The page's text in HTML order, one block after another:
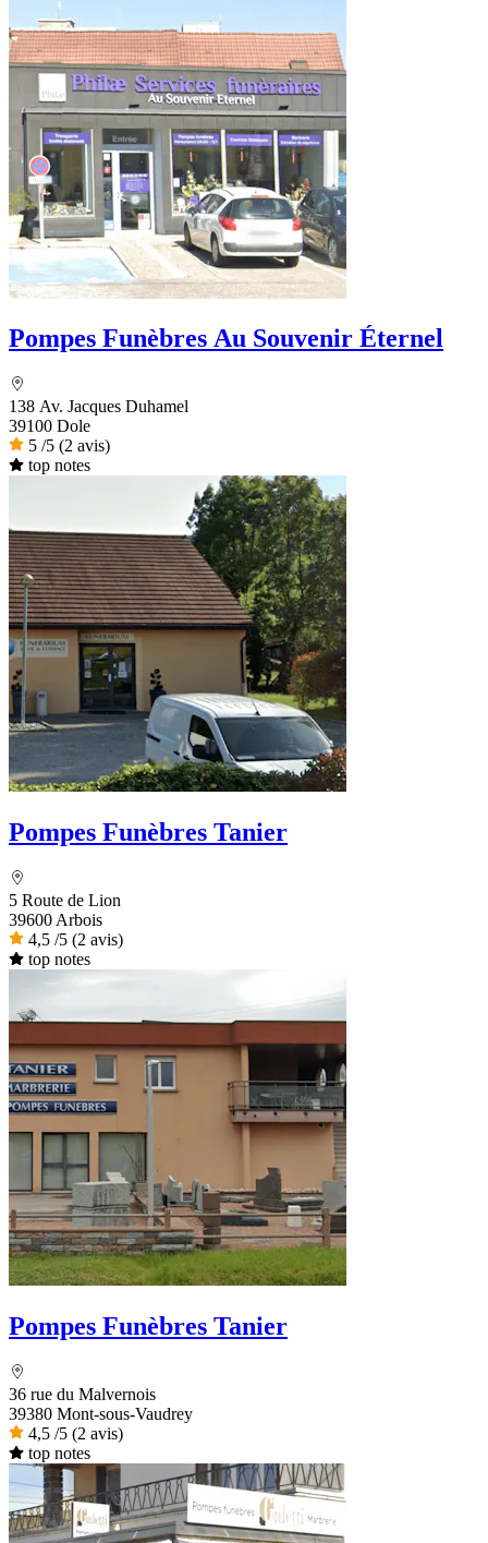
Pompes Funèbres Au Souvenir Éternel
138 Av. Jacques Duhamel
39100 Dole
5 /5 (2 avis)
top notes
Pompes Funèbres Tanier
5 Route de Lion
39600 Arbois
4,5 /5 (2 avis)
top notes
Pompes Funèbres Tanier
36 rue du Malvernois
39380 Mont-sous-Vaudrey
4,5 /5 (2 avis)
top notes